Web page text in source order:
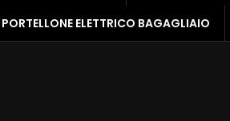
PORTELLONE ELETTRICO BAGAGLIAIO